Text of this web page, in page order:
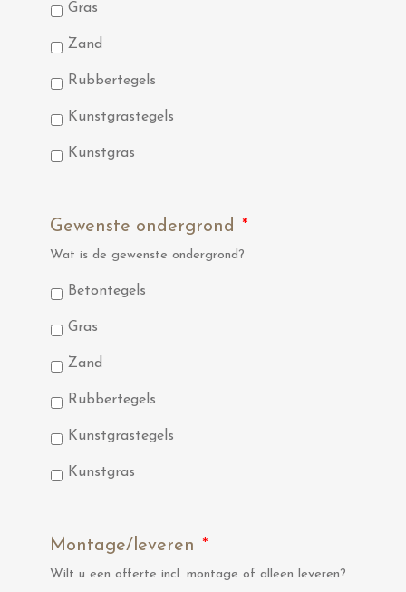
Gras
Zand
Rubbertegels
Kunstgrastegels
Kunstgras
Gewenste ondergrond *
Wat is de gewenste ondergrond?
Betontegels
Gras
Zand
Rubbertegels
Kunstgrastegels
Kunstgras
Montage/leveren *
Wilt u een offerte incl. montage of alleen leveren?